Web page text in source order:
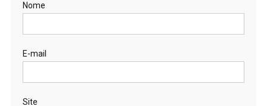
Nome
E-mail
Site